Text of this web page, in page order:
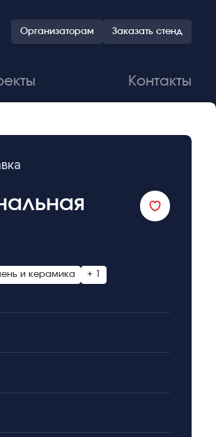
Организаторам Заказать стенд
Контакты
и керамика + 1